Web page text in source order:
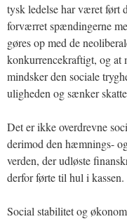
tysk ledelse har været ført
forværret spændingerne
gøres op med de
konkurrencekraftigt, og at
mindsker den sociale
uligheden og sænker
Det er ikke overdrevne
derimod den hæmnings-
verden, der udløste
derfor førte til hul i kassen.
Social stabilitet og